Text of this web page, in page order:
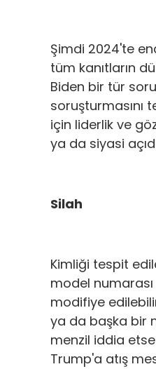
Şimdi 2024'te
tüm kanıtların
Biden bir tür
soruşturmasını
için liderlik ve
ya da siyasi
Silah
Kimliği tespit
model
modifiye
ya da başka bir
menzil iddia
Trump'a atış